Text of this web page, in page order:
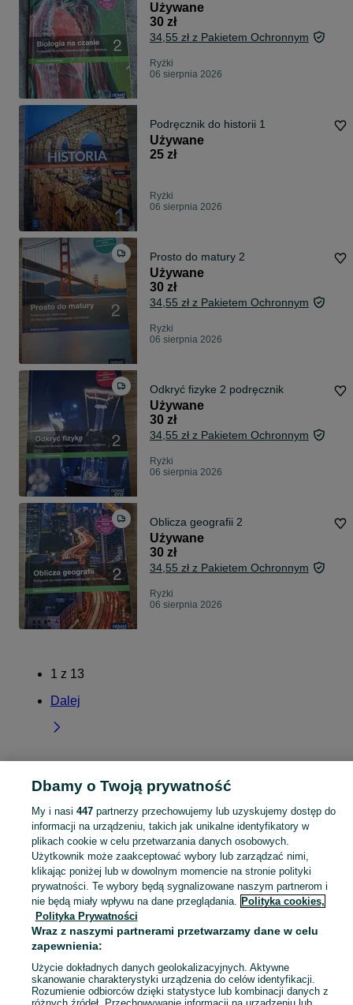
Używane
30 zł
34,55 zł z Pakietem Ochronnym
Ryżki
06 sierpnia 2026
Podręcznik do historii 1
Używane
25 zł
Ryżki
06 sierpnia 2026
Prosto do matury 2
Używane
30 zł
34,55 zł z Pakietem Ochronnym
Ryżki
06 sierpnia 2026
Odkryć fizyke 2 podręcznik
Używane
30 zł
34,55 zł z Pakietem Ochronnym
Ryżki
06 sierpnia 2026
Oblicza geografii 2
Używane
30 zł
34,55 zł z Pakietem Ochronnym
Ryżki
06 sierpnia 2026
1 z 13
Dalej
Strona główna Lubelskie Ryżki
KATEGORIA
Skorzystaj z największego serwisu ogłoszeniowego - Ryżki i okolice! Kupuj to, czego pragniesz i sprzedawaj to, czego już nie potrzebujesz! Zobacz
Mapa kategorii
Mapa miejscowości
Mapa ministron
Popularne wyszukiwania
Dbamy o Twoją prywatność
My i nasi 447partnerzy przechowujemy lub uzyskujemy dostęp do
informacji na urządzeniu, takich jak unikalne identyfikatory w
plikach cookie w celu przetwarzania danych osobowych.
Użytkownik może zaakceptować wybory lub zarządzać nimi,
klikając poniżej lub w dowolnym momencie na stronie polityki
prywatności. Te wybory będą sygnalizowane naszym partnerom i
nie będą miały wpływu na dane przeglądania. Polityka cookies,
Polityka Prywatności
Wraz z naszymi partnerami przetwarzamy dane w celu
zapewnienia:
Użycie dokładnych danych geolokalizacyjnych. Aktywne
skanowanie charakterystyki urządzenia do celów identyfikacji.
Rozumienie odbiorców dzięki statystyce lub kombinacji danych z